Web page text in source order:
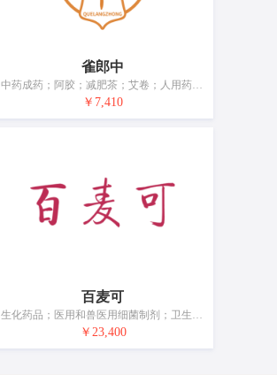
雀郎中
中药成药；阿胶；减肥茶；艾卷；人用药；医用营养品；婴儿食品；动物用膳食补充剂；卫生护垫；药枕
￥7,410
百麦可
生化药品；医用和兽医用细菌制剂；卫生消毒剂；杀真菌剂；医用营养食物；兽医用干细胞；兽医用制剂；牲畜用洗涤剂（杀虫剂）；消灭有害动物制剂；杀寄生虫剂
￥23,400